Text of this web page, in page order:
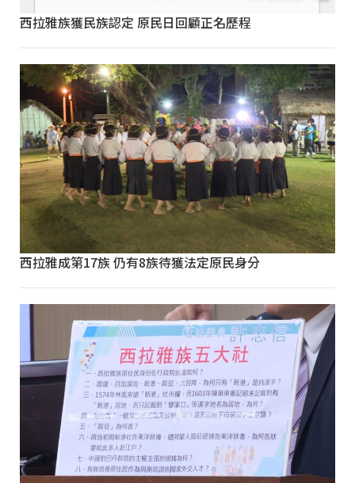
西拉雅族獲民族認定 原民日回顧正名歷程
西拉雅成第17族 仍有8族待獲法定原民身分